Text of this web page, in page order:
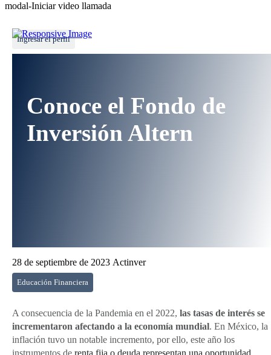
modal-Iniciar video llamada
Ingresar el perfil
Conoce el Fondo de
Inversión Altern
28 de septiembre de 2023 Actinver
Educación Financiera
A consecuencia de la Pandemia en el 2022, las tasas de interés se
incrementaron afectando a la economía mundial. En México, la
inflación tuvo un notable incremento, por ello, este año los
instrumentos de renta fija o deuda representan una oportunidad